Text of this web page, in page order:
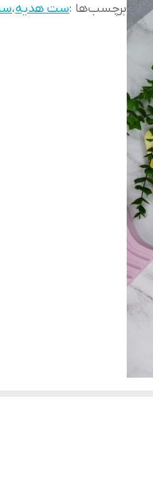
برچسب‌ها :ست هدیه،